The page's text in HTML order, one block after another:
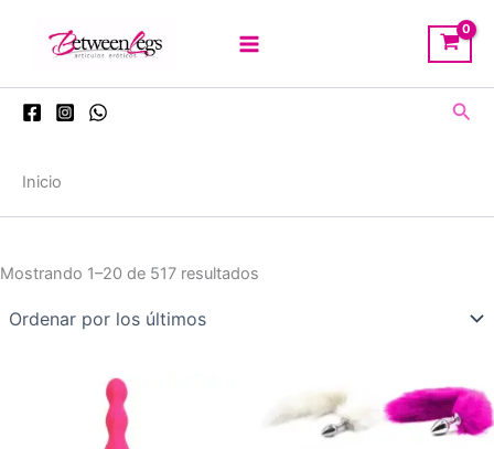
Inicio
Mostrando 1–20 de 517 resultados